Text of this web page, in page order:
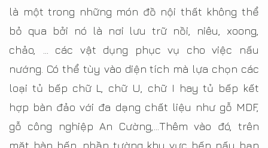
là một trong những món đồ nội thất không thể
bỏ qua bởi nó là nơi lưu trữ nồi, niêu, xoong,
chảo, … các vật dụng phục vụ cho việc nấu
nướng. Có thể tùy vào diện tích mà lựa chọn các
loại tủ bếp chữ L, chữ U, chữ I hay tủ bếp kết
hợp bàn đảo với đa dạng chất liệu như gỗ MDF,
gỗ công nghiệp An Cường,…Thêm vào đó, trên
mặt bàn bếp, phần tường khu vực bếp nấu bạn